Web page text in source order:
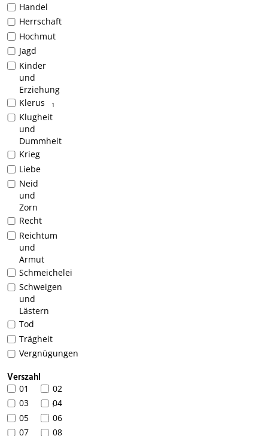
Handel
Herrschaft
Hochmut
Jagd
Kinder
und
Erziehung
1
Klerus
Klugheit
und
Dummheit
Krieg
Liebe
Neid
und
Zorn
Recht
Reichtum
und
Armut
Schmeichelei
Schweigen
und
Lästern
Tod
Trägheit
Vergnügungen
Verszahl
01
02
03
104
05
06
07
08